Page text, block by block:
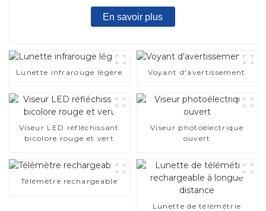
En savoir plus
Lunette infrarouge légère Voyant d'avertissement
Viseur LED réfléchissant
bicolore rouge et vert
Viseur photoélectrique
ouvert
Télémètre rechargeable
Lunette de télémétrie